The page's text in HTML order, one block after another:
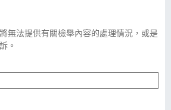
無法提供有關檢舉內容的處理情況，或是
。